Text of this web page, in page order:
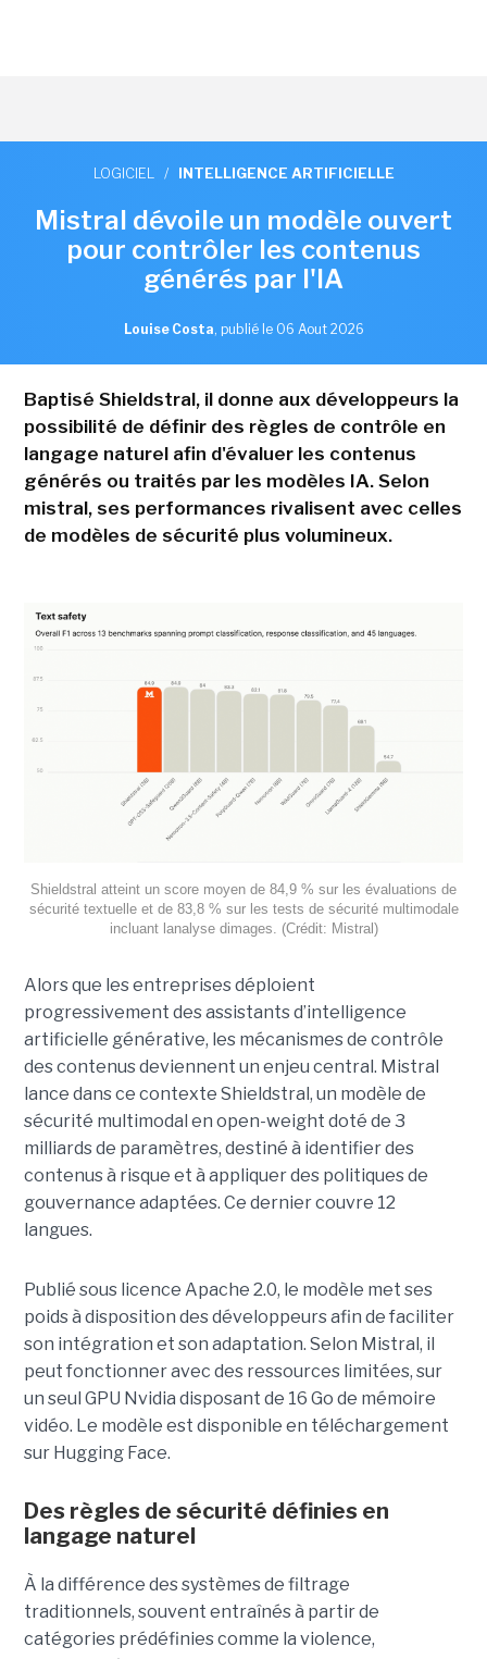
LOGICIEL / INTELLIGENCE ARTIFICIELLE
Mistral dévoile un modèle ouvert
pour contrôler les contenus
générés par l'IA
Louise Costa, publié le 06 Aout 2026
Baptisé Shieldstral, il donne aux développeurs la
possibilité de définir des règles de contrôle en
langage naturel afin d'évaluer les contenus
générés ou traités par les modèles IA. Selon
mistral, ses performances rivalisent avec celles
de modèles de sécurité plus volumineux.
Shieldstral atteint un score moyen de 84,9 % sur les évaluations de
sécurité textuelle et de 83,8 % sur les tests de sécurité multimodale
incluant lanalyse dimages. (Crédit: Mistral)
Alors que les entreprises déploient
progressivement des assistants d’intelligence
artificielle générative, les mécanismes de contrôle
des contenus deviennent un enjeu central. Mistral
lance dans ce contexte Shieldstral, un modèle de
sécurité multimodal en open-weight doté de 3
milliards de paramètres, destiné à identifier des
contenus à risque et à appliquer des politiques de
gouvernance adaptées. Ce derniercouvre 12
langues.
Publié sous licence Apache 2.0, le modèle met ses
poids à disposition des développeurs afin de faciliter
son intégration et son adaptation. Selon Mistral, il
peut fonctionner avec des ressources limitées, sur
un seul GPU Nvidia disposant de 16 Go de mémoire
vidéo. Le modèle est disponible en téléchargement
sur Hugging Face.
Des règles de sécurité définies en
langage naturel
À la différence des systèmes de filtrage
traditionnels, souvent entraînés à partir de
catégories prédéfinies comme la violence,